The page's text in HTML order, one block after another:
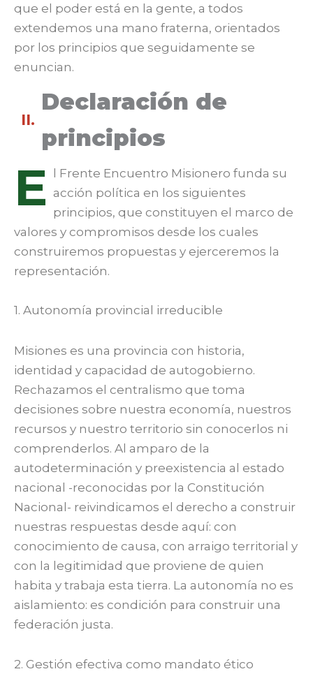
que el poder está en la gente, a todos
extendemos una mano fraterna, orientados
por los principios que seguidamente se
enuncian.
II.
Declaración de
principios
E l Frente Encuentro Misionero funda su
acción política en los siguientes
principios, que constituyen el marco de
valores y compromisos desde los cuales
construiremos propuestas y ejerceremos la
representación.
1. Autonomía provincial irreducible
Misiones es una provincia con historia,
identidad y capacidad de autogobierno.
Rechazamos el centralismo que toma
decisiones sobre nuestra economía, nuestros
recursos y nuestro territorio sin conocerlos ni
comprenderlos. Al amparo de la
autodeterminación y preexistencia al estado
nacional -reconocidas por la Constitución
Nacional- reivindicamos el derecho a construir
nuestras respuestas desde aquí: con
conocimiento de causa, con arraigo territorial y
con la legitimidad que proviene de quien
habita y trabaja esta tierra. La autonomía no es
aislamiento: es condición para construir una
federación justa.
2. Gestión efectiva como mandato ético